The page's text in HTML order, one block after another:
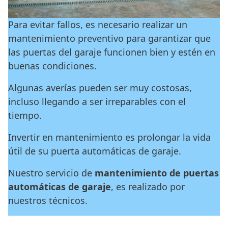
Para evitar fallos, es necesario realizar un
mantenimiento preventivo para garantizar que
las puertas del garaje funcionen bien y estén en
buenas condiciones.
Algunas averías pueden ser muy costosas,
incluso llegando a ser irreparables con el
tiempo.
Invertir en mantenimiento es prolongar la vida
útil de su puerta automáticas de garaje.
Nuestro servicio de mantenimiento de puertas
automáticas de garaje, es realizado por
nuestros técnicos.